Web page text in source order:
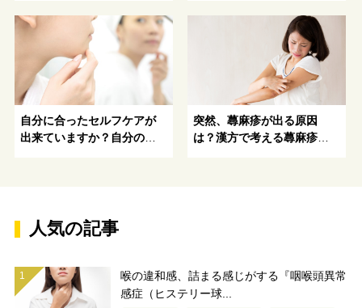
自分に合ったセルフケアが
出来ていますか？自分のカ
突然、蕁麻疹が出る原因
は？漢方で考える蕁麻疹が
人気の記事
喉の違和感、詰まる感じがする『咽喉頭異常
感症（ヒステリー球...